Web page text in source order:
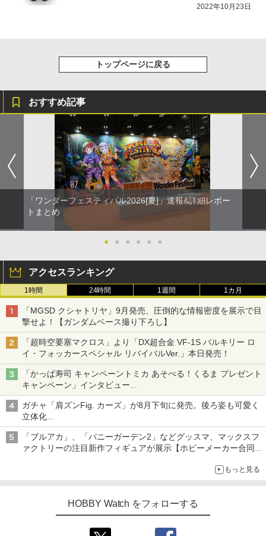
2022年10月23日
トップページに戻る
おすすめ記事
「ワンダーフェスティバル2026[夏]」速報&詳細レポー
トまとめ
● ● ● ● ● ●
アクセスランキング
1時間 24時間 1週間 1カ月
「MGSD クシャトリヤ」9月発売、圧倒的な情報密度を展示で目
撃せよ！【ガンダムベース撮り下ろし】
「超時空要塞マクロス」より「DX超合金 VF-1S バルキリー ロ
イ・フォッカースペシャル リバイバルVer.」本日発売！
「かっぱ寿司 キャンペーントミカ あそべる！くるま プレゼント
キャンペーン」インタビュー
子どもが楽しめるかっぱ寿司ならではの体験とコラボの楽しさを
追求
ガチャ「肩ズンFig. カーズ」が8月下旬に発売。後ろ姿も可愛く
立体化
ライトニング・マックィーンやメーターなど4種がラインナップ
「ブルアカ」、「バニーガーデン2」などグッスマ、マックスフ
ァクトリーの注目新作フィギュアが展示【ホビーメーカー合同展
もっと見る
HOBBY Watch をフォローする